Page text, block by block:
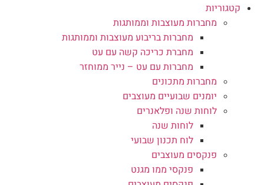
קטגוריות
מחברות מעוצבות וממותגות
מחברות בריבוע מעוצבות וממותגות
מחברת כריכה קשה עם עט
מחברות עם עט – נייר ממוחזר
מחברות מתכונים
יומנים שבועיים מעוצבים
לוחות שנה ופלאנרים
לוחות שנה
לוח תכנון שבועי
פנקסים מעוצבים
פנקסי ממו מגנט